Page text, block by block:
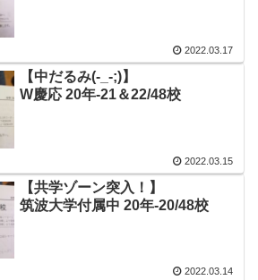
2022.03.17
【中だるみ(-_-;)】
W慶応 20年-21＆22/48校
2022.03.15
【共学ゾーン突入！】
筑波大学付属中 20年-20/48校
2022.03.14